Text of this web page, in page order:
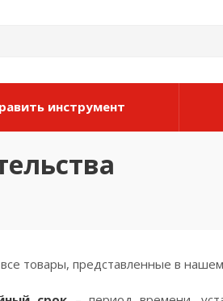
инструмент
товары, представленные в